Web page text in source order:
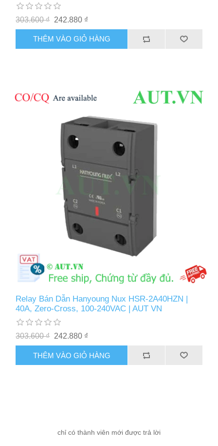
303.600 ₫ 242.880 ₫
THÊM VÀO GIỎ HÀNG
Relay Bán Dẫn Hanyoung Nux HSR-2A40HZN |
40A, Zero-Cross, 100-240VAC | AUT VN
303.600 ₫ 242.880 ₫
THÊM VÀO GIỎ HÀNG
chỉ có thành viên mới được trả lời